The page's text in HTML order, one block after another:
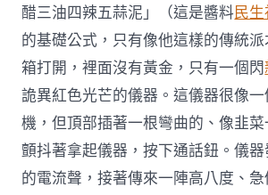
醋三油四辣五蒜泥」（這是醬料民
的基礎公式，只有像他這樣的傳統
箱打開，裡面沒有黃金，只有一個閃
詭異紅色光芒的儀器。這儀器很像
機，但頂部插著一根彎曲的、像韭
顫抖著拿起儀器，按下通話鈕。儀
的電流聲，接著傳來一陣高八度、